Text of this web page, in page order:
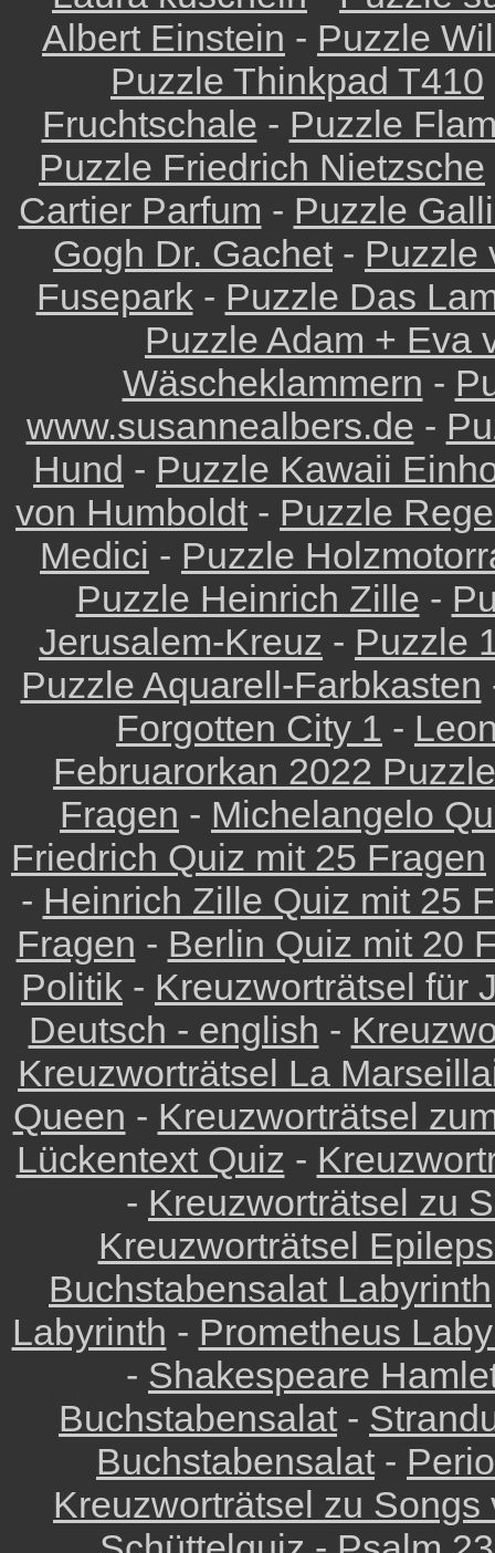
Albert Einstein - Puzzle
Puzzle Thinkpad T410
Fruchtschale - Puzzle
Puzzle Friedrich Nietzsche
Cartier Parfum - Puzzle
Gogh Dr. Gachet- Puzzle
Fusepark- Puzzle Das
Puzzle Adam + Eva
Wäscheklammern -
www.susannealbers.de -
Hund - Puzzle Kawaii
von Humboldt- Puzzle
Medici - Puzzle
Puzzle Heinrich Zille -
Jerusalem-Kreuz - Puzzle
Puzzle Aquarell-Farbkasten
Forgotten City 1 -
Februarorkan 2022 Puzzle
Fragen - Michelangelo
Friedrich Quiz mit 25 Fragen
- Heinrich Zille Quiz mit 25
Fragen - Berlin Quiz mit 20
Politik - Kreuzworträtsel für
Deutsch - english -
Kreuzworträtsel La
Queen - Kreuzworträtsel
Lückentext Quiz -
- Kreuzworträtsel zu
Kreuzworträtsel
Buchstabensalat Labyrinth
Labyrinth - Prometheus
- Shakespeare
Buchstabensalat-
Buchstabensalat-
Kreuzworträtsel zu Songs